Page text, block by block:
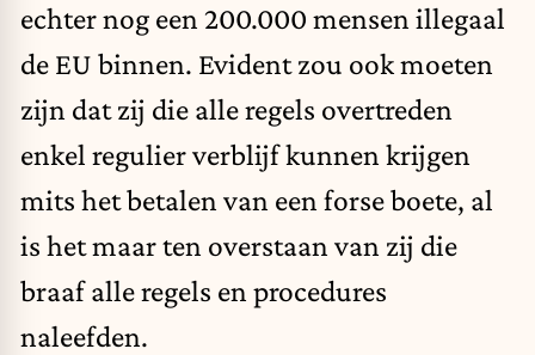
echter nog een 200.000 mensen illegaal
de EU binnen. Evident zou ook moeten
zijn dat zij die alle regels overtreden
enkel regulier verblijf kunnen krijgen
mits het betalen van een forse boete, al
is het maar ten overstaan van zij die
braaf alle regels en procedures
naleefden.